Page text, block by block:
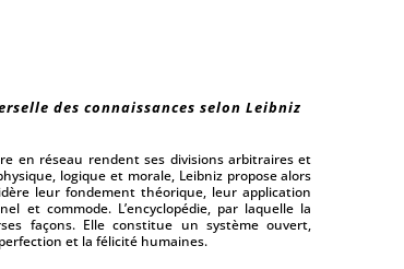
des connaissances selon Leibniz
en réseau rendent ses divisions arbitraires et
logique et morale, Leibniz propose alors
leur fondement théorique, leur application
et commode. L’encyclopédie, par laquelle la
façons. Elle constitue un système ouvert,
et la félicité humaines.